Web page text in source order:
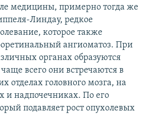
медицины, примерно тогда же
Линдау, редкое
которое также
ангиоматоз. При
органах образуются
всего они встречаются в
отделах головного мозга, на
и надпочечниках. По его
подавляет рост опухолевых